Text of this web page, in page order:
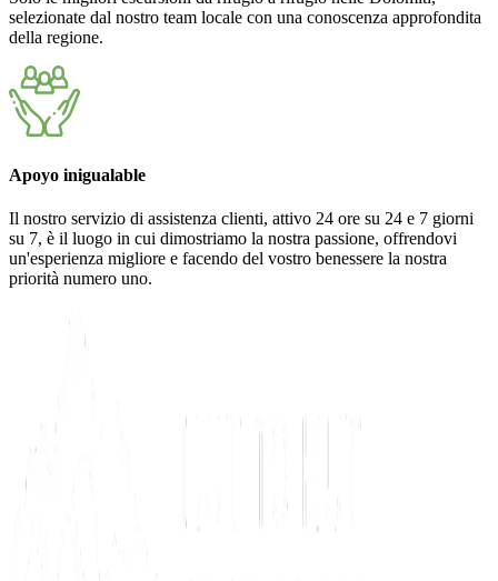
selezionate dal nostro team locale con una conoscenza approfondita
della regione.
Apoyo inigualable
Il nostro servizio di assistenza clienti, attivo 24 ore su 24 e 7 giorni
su 7, è il luogo in cui dimostriamo la nostra passione, offrendovi
un'esperienza migliore e facendo del vostro benessere la nostra
priorità numero uno.